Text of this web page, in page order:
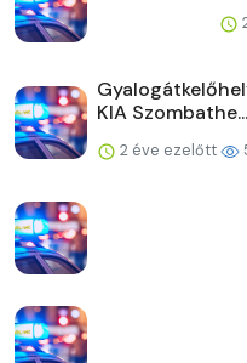
KIA Szombathe...
2 éve ezelőtt